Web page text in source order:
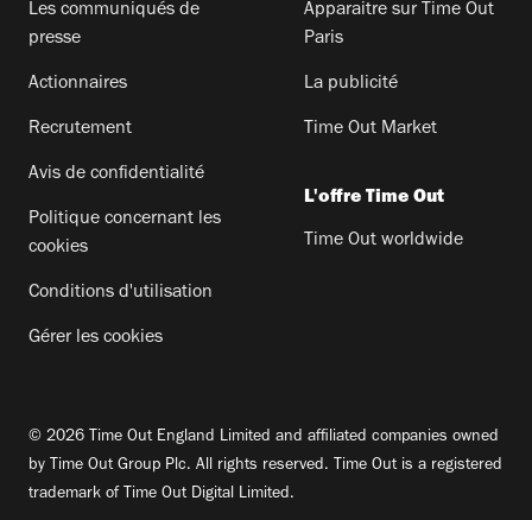
Les communiqués de
presse
Actionnaires
Recrutement
Avis de confidentialité
Politique concernant les
cookies
Conditions d'utilisation
Gérer les cookies
Apparaitre sur Time Out
Paris
La publicité
Time Out Market
L'offre Time Out
Time Out worldwide
© 2026 Time Out England Limited and affiliated companies owned
by Time Out Group Plc. All rights reserved. Time Out is a registered
trademark of Time Out Digital Limited.